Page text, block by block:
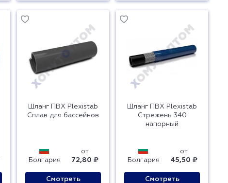
Шланг ПВХ Plexistab
Сплав для бассейнов
Болгария
от
72,80 ₽
Смотреть
Шланг ПВХ Plexistab
Стрежень 340
напорный
Болгария
от
45,50 ₽
Смотреть